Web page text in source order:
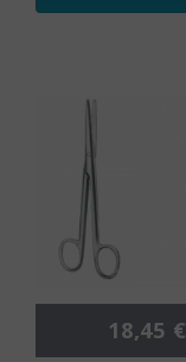
Precio
18,45 €